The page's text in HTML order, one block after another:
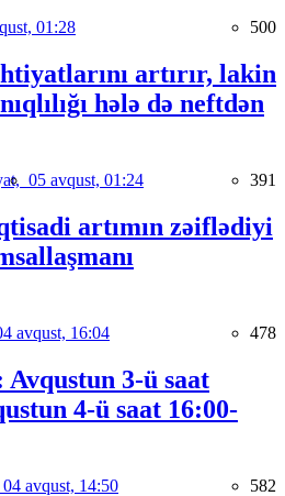
01:28 500
artırır, lakin
hələ də neftdən
05 avqust, 01:24 391
artımın zəiflədiyi
avqust, 16:04 478
3-ü saat
4-ü saat 16:00-
04 avqust, 14:50 582